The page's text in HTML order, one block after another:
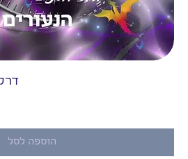
הוספה לסל